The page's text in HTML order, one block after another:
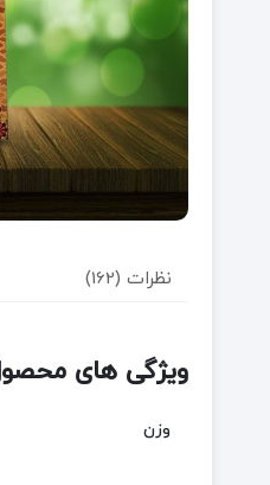
نظرات (162)
ویژگی های
وزن